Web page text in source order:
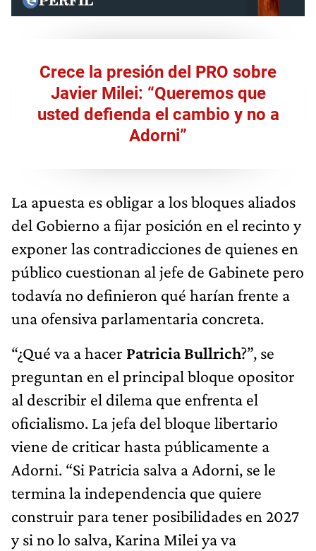
Crece la presión del PRO sobre
Javier Milei: “Queremos que
usted defienda el cambio y no a
Adorni”
La apuesta es obligar a los bloques aliados
del Gobierno a fijar posición en el recinto y
exponer las contradicciones de quienes en
público cuestionan al jefe de Gabinete pero
todavía no definieron qué harían frente a
una ofensiva parlamentaria concreta.
“¿Qué va a hacer Patricia Bullrich?”, se
preguntan en el principal bloque opositor
al describir el dilema que enfrenta el
oficialismo. La jefa del bloque libertario
viene de criticar hasta públicamente a
Adorni. “Si Patricia salva a Adorni, se le
termina la independencia que quiere
construir para tener posibilidades en 2027
y si no lo salva, Karina Milei ya va